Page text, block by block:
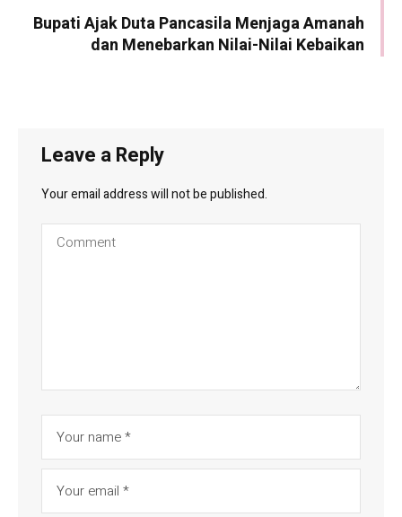
Bupati Ajak Duta Pancasila Menjaga Amanah
dan Menebarkan Nilai-Nilai Kebaikan
Leave a Reply
Your email address will not be published.